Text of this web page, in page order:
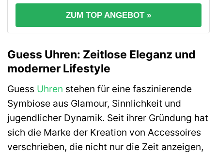
ZUM TOP ANGEBOT »
Guess Uhren: Zeitlose Eleganz und
moderner Lifestyle
Guess Uhren stehen für eine faszinierende
Symbiose aus Glamour, Sinnlichkeit und
jugendlicher Dynamik. Seit ihrer Gründung hat
sich die Marke der Kreation von Accessoires
verschrieben, die nicht nur die Zeit anzeigen,